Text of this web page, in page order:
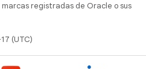
marcas registradas de Oracle o sus
(UTC)